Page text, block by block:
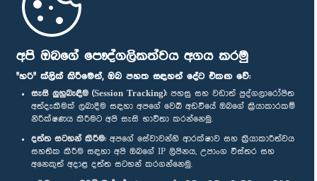
අපි ඔබගේ පෞද්ගලිකත්වය අගය කරමු
"හරි" ක්ලික් කිරීමෙන්, ඔබ පහත සඳහන් දේට එකඟ වේ:
සැසි ලුහුබැඳීම (Session Tracking): පහසු සහ වඩාත් පුද්ගලාරෝපිත
අත්දැකීමක් ලබාදීම සඳහා අපගේ වෙබ් අඩවියේ ඔබගේ ක්‍රියාකාරකම්
නිරීක්ෂණය කිරීමට අපි සැසි භාවිතා කරන්නෙමු.
දත්ත සටහන් කිරීම: අපගේ සේවාවන්හි ආරක්ෂාව සහ ක්‍රියාකාරීත්වය
සහතික කිරීම සඳහා අපි ඔබගේ IP ලිපිනය, උපාංග විස්තර සහ
අනෙකුත් අදාළ දත්ත සටහන් කරගන්නෙමු.
පාර්ලිමේන්තු ජංගම යෙදුම
අප හා සම්බන්ධ වී සිටින්න :